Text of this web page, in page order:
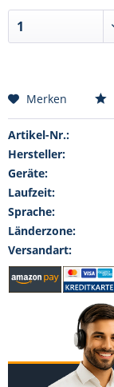
Merken
Artikel-Nr.:
Hersteller:
Geräte:
Laufzeit:
Sprache:
Länderzone:
Versandart: